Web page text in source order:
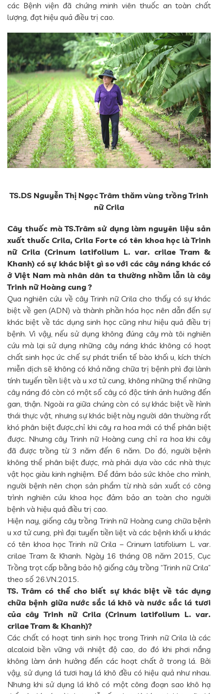
các Bệnh viện đã chứng minh viên thuốc an toàn chất
lượng, đạt hiệu quả điều trị cao.
TS.DS Nguyễn Thị Ngọc Trâm thăm vùng trồng Trinh
nữ Crila
Cây thuốc mà TS.Trâm sử dụng làm nguyên liệu sản
xuất thuốc Crila, Crila Forte có tên khoa học là Trinh
nữ Crila (Crinum latifolium L. var. crilae Tram &
Khanh) có sự khác biệt gì so với các cây náng khác có
ở Việt Nam mà nhân dân ta thường nhầm lẫn là cây
Trinh nữ Hoàng cung ?
Qua nghiên cứu về cây Trinh nữ Crila cho thấy có sự khác
biệt về gen (ADN) và thành phần hóa học nên dẫn đến sự
khác biệt về tác dụng sinh học cũng như hiệu quả điều trị
bệnh. Vì vậy, nếu sử dụng không đúng cây mà tôi nghiên
cứu mà lại sử dụng những cây náng khác không có hoạt
chất sinh học ức chế sự phát triển tế bào khối u, kích thích
miễn dịch sẽ không có khả năng chữa trị bệnh phì đại lành
tính tuyến tiền liệt và u xơ tử cung, không những thế những
cây náng đó còn có một số cây có độc tính ảnh hưởng đến
gan, thận. Ngoài ra giữa chúng còn có sự khác biệt về hình
thái thực vật, nhưng sự khác biệt này người dân thường rất
khó phân biệt được,chỉ khi cây ra hoa mới có thể phân biệt
được. Nhưng cây Trinh nữ Hoàng cung chỉ ra hoa khi cây
đã được trồng từ 3 năm đến 6 năm. Do đó, người bệnh
không thể phân biệt được, mà phải dựa vào các nhà thực
vật học giàu kinh nghiệm. Để đảm bảo sức khỏe cho mình,
người bệnh nên chọn sản phẩm từ nhà sản xuất có công
trình nghiên cứu khoa học đảm bảo an toàn cho người
bệnh và hiệu quả điều trị cao.
Hiện nay, giống cây trồng Trinh nữ Hoàng cung chữa bệnh
u xơ tử cung, phì đại tuyến tiền liệt và các bệnh khối u khác
có tên khoa học Trinh nữ Crila – Crinum latifolium L. var.
crilae Tram & Khanh. Ngày 16 tháng 08 năm 2015, Cục
Trồng trọt cấp bằng bảo hộ giống cây trồng “Trinh nữ Crila”
theo số 26.VN.2015.
TS. Trâm có thể cho biết sự khác biệt về tác dụng
chữa bệnh giữa nước sắc lá khô và nước sắc lá tươi
của cây Trinh nữ Crila (Crinum latifolium L. var.
crilae Tram & Khanh)?
Các chất có hoạt tinh sinh học trong Trinh nữ Crila là các
alcaloid bền vững với nhiệt độ cao, do đó khi phơi nắng
không làm ảnh hưởng đến các hoạt chất ở trong lá. Bởi
vậy, sử dụng lá tươi hay lá khô đều có hiệu quả như nhau.
Nhưng khi sử dụng lá khô có một công đoạn sao khô hạ